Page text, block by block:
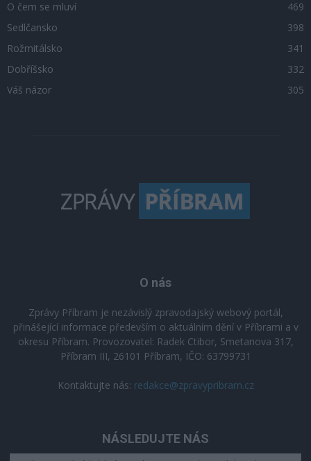
O čem se mluví
469
Sedlčansko
398
Rožmitálsko
341
Dobříšsko
332
Váš názor
305
O nás
Zprávy Příbram je nezávislý zpravodajský webový portál,
přinášející informace především o aktuálním dění v Příbrami a v
okresu Příbram. Provozovatel: Radek Ctibor, Smetanova 317,
Příbram III, 26101 Příbram, IČO: 63799731
Kontaktujte nás: redakce@zpravypribram.cz
NÁSLEDUJTE NÁS